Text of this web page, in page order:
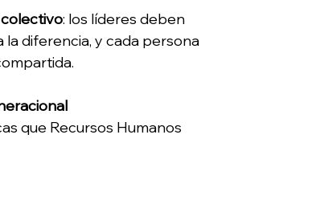
: los líderes deben
diferencia, y cada persona
que Recursos Humanos